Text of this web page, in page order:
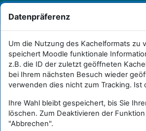
Zum Hauptinhalt
Frühe Neuzeit_Trainer
Wie waren die Länder vor ihrer "Entdeckung" organisiert?
Wie waren die Länder vor
"Entdeckung" organisiert?
Datenpräferenz
Um die Nutzung des Kachelformats zu
speichert Moodle funktionale
z.B. die ID der zuletzt geöffneten
bei Ihrem nächsten Besuch wieder
verwenden dies nicht zum Tracking. Ist
Ihre Wahl bleibt gespeichert, bis Sie
löschen. Zum Deaktivieren der
"Abbrechen".